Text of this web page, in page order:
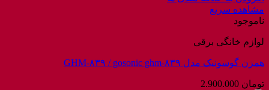
مشاهده سریع
ناموجود
لوازم خانگی برقی
همزن گوسونیک مدل GHM-۸۳۹ / gosonic ghm-۸۳۹
تومان